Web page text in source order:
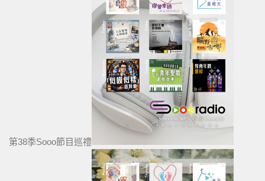
第38季Sooo節目巡禮